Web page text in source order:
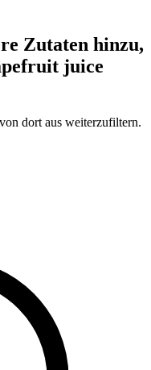
Zutaten hinzu,
juice
dort aus weiterzufiltern.